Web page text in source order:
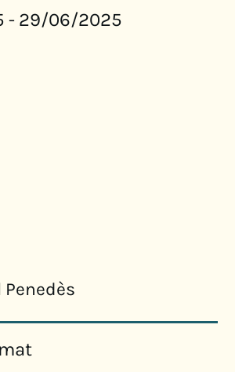
- 29/06/2025
Penedès